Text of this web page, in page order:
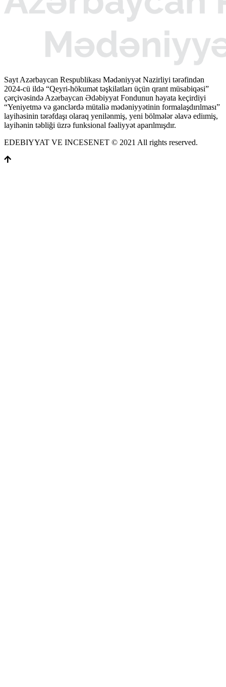
Sayt Azərbaycan Respublikası Mədəniyyət Nazirliyi tərəfindən
2024-cü ildə “Qeyri-hökumət təşkilatları üçün qrant müsabiqəsi”
çərçivəsində Azərbaycan Ədəbiyyat Fondunun həyata keçirdiyi
“Yeniyetmə və gənclərdə mütaliə mədəniyyətinin formalaşdırılması”
layihəsinin tərəfdaşı olaraq yenilənmiş, yeni bölmələr əlavə ediımiş,
layihənin təbliği üzrə funksional fəaliyyət aparılmışdır.
EDEBIYYAT VE INCESENET © 2021 All rights reserved.